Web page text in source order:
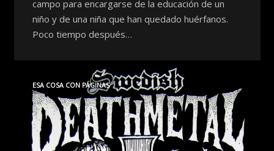
campo para encargarse de la educación de un
niño y de una niña que han quedado huérfanos.
Poco tiempo después…
ESA COSA CON PÁGINAS